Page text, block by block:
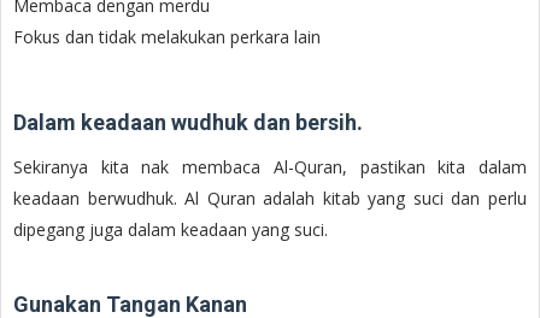
Membaca dengan merdu
Fokus dan tidak melakukan perkara lain
Dalam keadaan wudhuk dan bersih.
Sekiranya kita nak membaca Al-Quran, pastikan kita dalam
keadaan berwudhuk. Al Quran adalah kitab yang suci dan perlu
dipegang juga dalam keadaan yang suci.
Gunakan Tangan Kanan